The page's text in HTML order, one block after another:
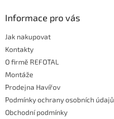
Informace pro vás
Jak nakupovat
Kontakty
O firmě REFOTAL
Montáže
Prodejna Havířov
Podmínky ochrany osobních údajů
Obchodní podmínky